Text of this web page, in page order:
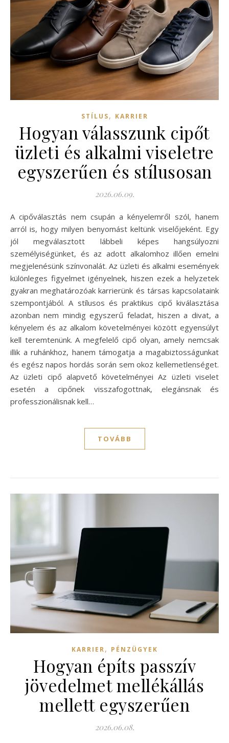
STÍLUS, KARRIER
Hogyan válasszunk cipőt
üzleti és alkalmi viseletre
egyszerűen és stílusosan
2026.06.09.
A cipőválasztás nem csupán a kényelemről szól, hanem
arról is, hogy milyen benyomást keltünk viselőjeként. Egy
jól megválasztott lábbeli képes hangsúlyozni
személyiségünket, és az adott alkalomhoz illően emelni
megjelenésünk színvonalát. Az üzleti és alkalmi események
különleges figyelmet igényelnek, hiszen ezek a helyzetek
gyakran meghatározóak karrierünk és társas kapcsolataink
szempontjából. A stílusos és praktikus cipő kiválasztása
azonban nem mindig egyszerű feladat, hiszen a divat, a
kényelem és az alkalom követelményei között egyensúlyt
kell teremtenünk. A megfelelő cipő olyan, amely nemcsak
illik a ruhánkhoz, hanem támogatja a magabiztosságunkat
és egész napos hordás során sem okoz kellemetlenséget.
Az üzleti cipő alapvető követelményei Az üzleti viselet
esetén a cipőnek visszafogottnak, elegánsnak és
professzionálisnak kell…
TOVÁBB
KARRIER, PÉNZÜGYEK
Hogyan építs passzív
jövedelmet mellékállás
mellett egyszerűen
2026.06.08.